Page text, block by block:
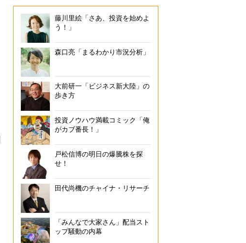
藤川里絵「さあ、投資を始めよ
う！」
森口亮「まるわかり市況分析」
大前研一「ビジネス新大陸」の
歩き方
投資ノウハウ満載コミック「俺
がカブ番長！」
戸松信博の明日の爆騰株を探
せ！
田代尚機のチャイナ・リサーチ
「みんなで大家さん」配当スト
ップ騒動の内幕